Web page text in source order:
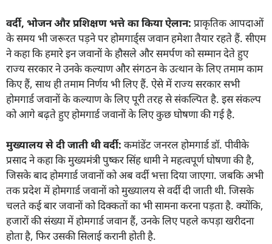
वर्दी, भोजन और प्रशिक्षण भत्ते का किया ऐलान: प्राकृतिक आपदाओं
के समय भी जरूरत पड़ने पर होमगार्ड्स जवान हमेशा तैयार रहते हैं. सीएम
ने कहा कि हमारे इन जवानों के हौसले और समर्पण को सम्मान देते हुए
राज्य सरकार ने उनके कल्याण और संगठन के उत्थान के लिए तमाम काम
किए हैं, साथ ही तमाम निर्णय भी लिए हैं. ऐसे में राज्य सरकार सभी
होमगार्ड जवानों के कल्याण के लिए पूरी तरह से संकल्पित है. इस संकल्प
को आगे बढ़ते हुए होमगार्ड जवानों के लिए कुछ घोषणा की गई है.
मुख्यालय से दी जाती थी वर्दी: कमांडेंट जनरल होमगार्ड डॉ. पीवीके
प्रसाद ने कहा कि मुख्यमंत्री पुष्कर सिंह धामी ने महत्वपूर्ण घोषणा की है,
जिसके बाद होमगार्ड जवानों को अब वर्दी भत्ता दिया जाएगा. जबकि अभी
तक प्रदेश में होमगार्ड जवानों को मुख्यालय से वर्दी दी जाती थी. जिसके
चलते कई बार जवानों को दिक्कतों का भी सामना करना पड़ता है. क्योंकि,
हजारों की संख्या में होमगार्ड जवान हैं, उनके लिए पहले कपड़ा खरीदना
होता है, फिर उसकी सिलाई करानी होती है.